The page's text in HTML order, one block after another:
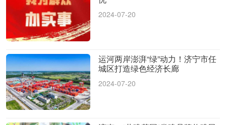
2024-07-20
运河两岸澎湃“绿”动力！济宁市任
城区打造绿色经济长廊
2024-07-20